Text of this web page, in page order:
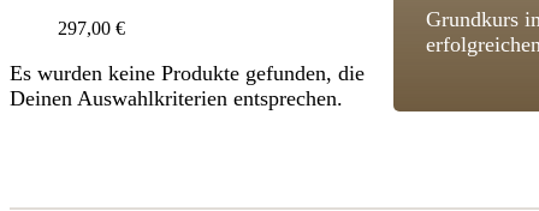
297,00 €
Es wurden keine Produkte gefunden, die
Deinen Auswahlkriterien entsprechen.
Grundkurs